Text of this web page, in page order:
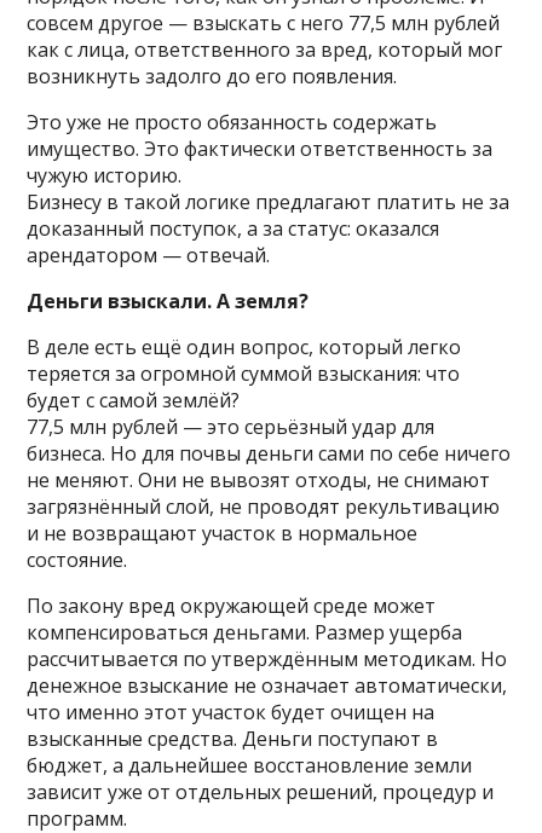
совсем другое — взыскать с него 77,5 млн рублей
как с лица, ответственного за вред, который мог
возникнуть задолго до его появления.
Это уже не просто обязанность содержать
имущество. Это фактически ответственность за
чужую историю.
Бизнесу в такой логике предлагают платить не за
доказанный поступок, а за статус: оказался
арендатором — отвечай.
Деньги взыскали. А земля?
В деле есть ещё один вопрос, который легко
теряется за огромной суммой взыскания: что
будет с самой землёй?
77,5 млн рублей — это серьёзный удар для
бизнеса. Но для почвы деньги сами по себе ничего
не меняют. Они не вывозят отходы, не снимают
загрязнённый слой, не проводят рекультивацию
и не возвращают участок в нормальное
состояние.
По закону вред окружающей среде может
компенсироваться деньгами. Размер ущерба
рассчитывается по утверждённым методикам. Но
денежное взыскание не означает автоматически,
что именно этот участок будет очищен на
взысканные средства. Деньги поступают в
бюджет, а дальнейшее восстановление земли
зависит уже от отдельных решений, процедур и
программ.